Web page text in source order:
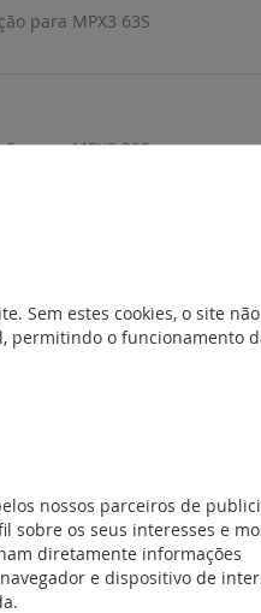
para MPX3 63S
para MPX3 32S
MPX3 63H - térmico regulável
MPX3 63H - térmico regulável
Sem estes cookies, o site
permitindo o funcionamento
nossos parceiros de
sobre os seus interesses e
diretamente informações
e dispositivo de